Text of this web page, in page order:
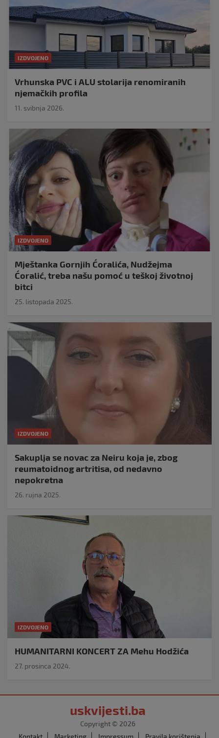
IZDVOJENO
Vrhunska PVC i ALU stolarija renomiranih
njemačkih profila
11. svibnja 2026.
IZDVOJENO
Mještanka Gornjih Ćoralića, Nudžejma
Ćoralić, treba našu pomoć u teškoj životnoj
bitci
25. listopada 2025.
IZDVOJENO
Sakuplja se novac za Neiru koja je, zbog
reumatoidnog artritisa, od nedavno
nepokretna
26. rujna 2025.
IZDVOJENO
HUMANITARNI KONCERT ZA Mehu Hodžića
27. prosinca 2024.
uskvijesti.ba
Copyright © 2026